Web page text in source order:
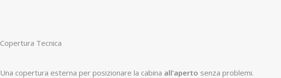
Copertura Tecnica
Una copertura esterna per posizionare la cabina all’aperto senza problemi.